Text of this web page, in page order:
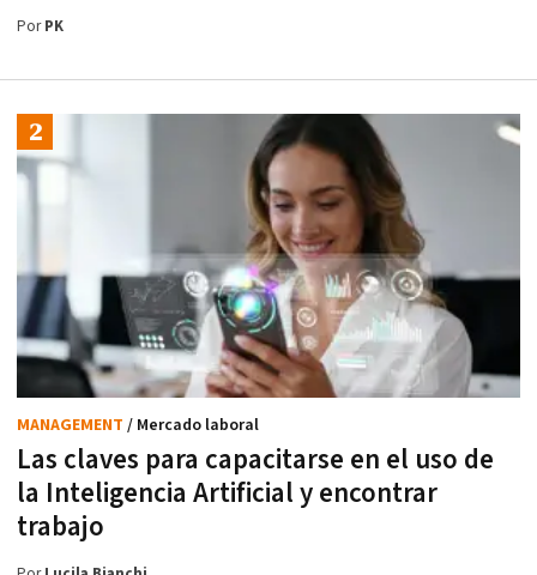
PorPK
Las claves para capacitarse en el uso de
la Inteligencia Artificial y encontrar
trabajo
MANAGEMENT / Mercado laboral